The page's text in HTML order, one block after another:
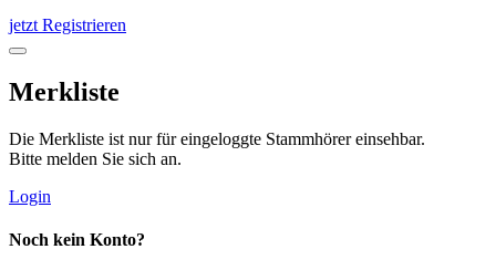
jetzt Registrieren
Merkliste
Die Merkliste ist nur für eingeloggte Stammhörer einsehbar.
Bitte melden Sie sich an.
Login
Noch kein Konto?